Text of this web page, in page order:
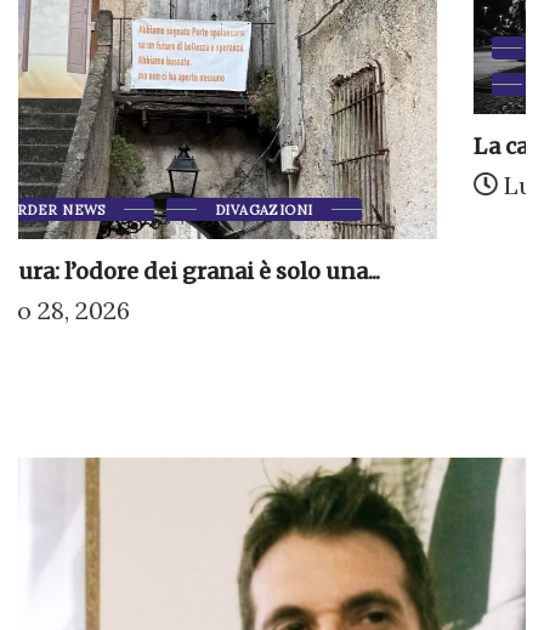
ARTICOLI DI MARTINO CIANO
DIVAGAZIONI
La caduta
Luglio 21, 2026